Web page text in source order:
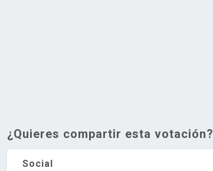
¿Quieres compartir esta votación?
Social